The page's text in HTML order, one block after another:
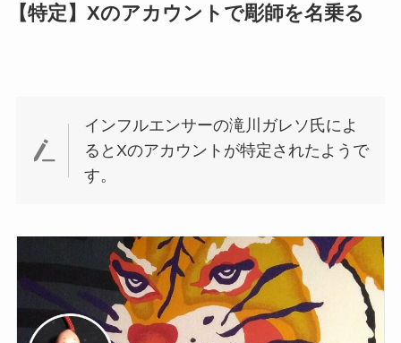
【特定】Xのアカウントで彫師を名乗る
インフルエンサーの滝川ガレソ氏によ
るとXのアカウントが特定されたようで
す。